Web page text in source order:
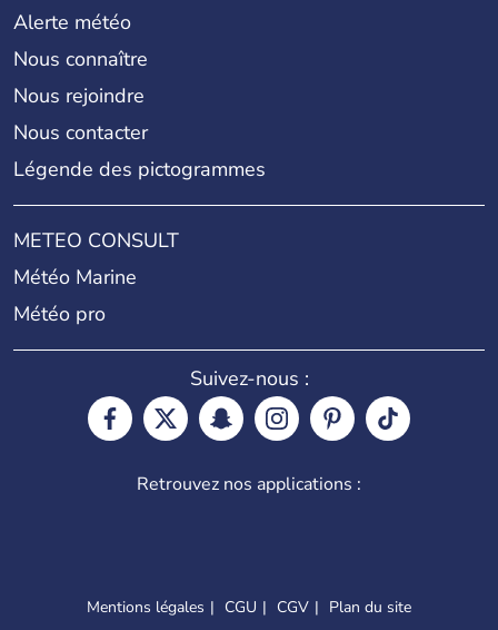
Alerte météo
Nous connaître
Nous rejoindre
Nous contacter
Légende des pictogrammes
METEO CONSULT
Météo Marine
Météo pro
Suivez-nous :
Retrouvez nos applications :
Mentions légales CGU CGV Plan du site